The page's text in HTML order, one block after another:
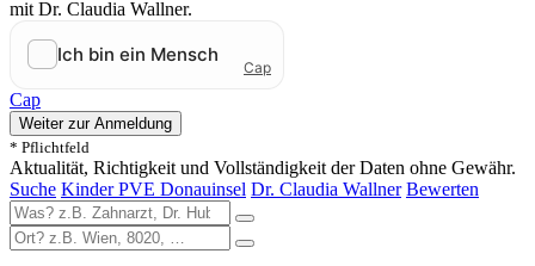
mit Dr. Claudia Wallner.
Cap
Weiter zur Anmeldung
* Pflichtfeld
Aktualität, Richtigkeit und Vollständigkeit der Daten ohne Gewähr.
Suche Kinder PVE Donauinsel Dr. Claudia Wallner Bewerten